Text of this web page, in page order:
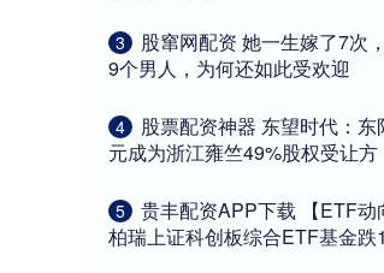
3
股窜网配资 她一生嫁了7次
9个男人，为何还如此受欢迎
4
股票配资神器 东望时代：
元成为浙江雍竺49%股权受让方
5
贵丰配资APP下载 【ETF
柏瑞上证科创板综合ETF基金跌